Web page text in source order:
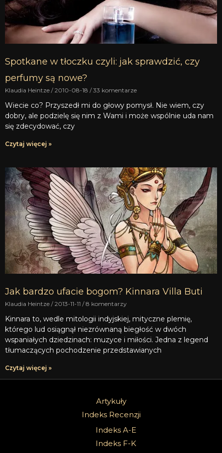
Spotkane w tłoczku czyli: jak sprawdzić, czy
perfumy są nowe?
Klaudia Heintze 2010-08-18 33 komentarze
Wiecie co? Przyszedł mi do głowy pomysł. Nie wiem, czy
dobry, ale podzielę się nim z Wami i może wspólnie uda nam
się zdecydować, czy
Czytaj więcej »
Jak bardzo ufacie bogom? Kinnara Villa Buti
Klaudia Heintze 2013-11-11 8 komentarzy
Kinnara to, wedle mitologii indyjskiej, mityczne plemię,
którego lud osiągnął niezrównaną biegłość w dwóch
wspaniałych dziedzinach: muzyce i miłości. Jedna z legend
tłumaczących pochodzenie przedstawianych
Czytaj więcej »
Artykuły
Indeks Recenzji
Indeks A-E
Indeks F-K